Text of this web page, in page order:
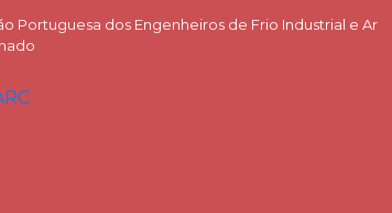
Portuguesa dos Engenheiros de Frio Industrial e Ar